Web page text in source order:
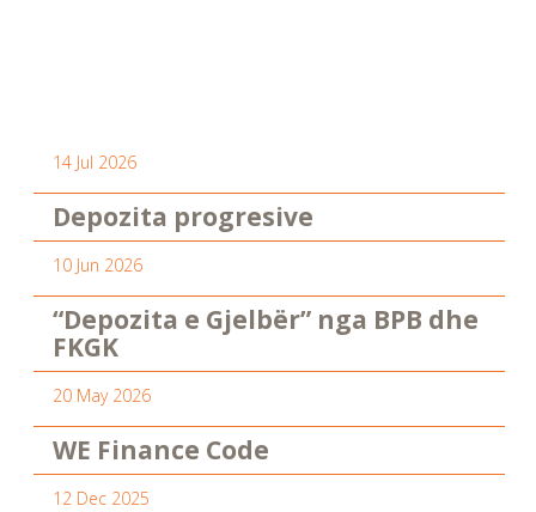
14 Jul 2026
Depozita progresive
10 Jun 2026
“Depozita e Gjelbër” nga BPB dhe
FKGK
20 May 2026
WE Finance Code
12 Dec 2025